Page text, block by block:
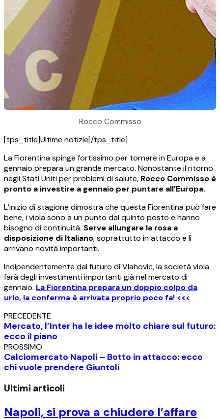
Rocco Commisso
[tps_title]Ultime notizie[/tps_title]
La Fiorentina spinge fortissimo per tornare in Europa e a
gennaio prepara un grande mercato. Nonostante il ritorno
negli Stati Uniti per problemi di salute, Rocco Commisso è
pronto a investire a gennaio per puntare all’Europa.
L’inizio di stagione dimostra che questa Fiorentina può fare
bene, i viola sono a un punto dal quinto posto e hanno
bisogno di continuità. Serve allungare la rosa a
disposizione di Italiano, soprattutto in attacco e lì
arrivano novità importanti.
Indipendentemente dal futuro di Vlahovic, la società viola
farà degli investimenti importanti già nel mercato di
gennaio. La Fiorentina prepara un doppio colpo da
urlo, la conferma è arrivata proprio poco fa! <<<
PRECEDENTE
Mercato, l’Inter ha le idee molto chiare sul futuro:
ecco il piano
PROSSIMO
Calciomercato Napoli – Botto in attacco: ecco
chi vuole prendere Giuntoli
Ultimi articoli
Napoli, si prova a chiudere l’affare